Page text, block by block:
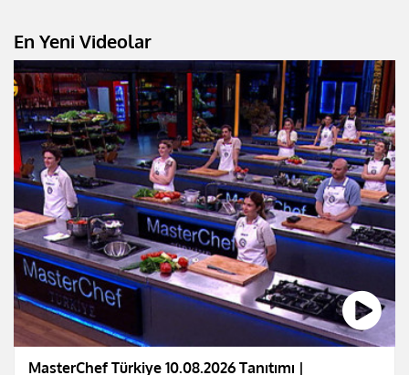
En Yeni Videolar
MasterChef Türkiye 10.08.2026 Tanıtımı |